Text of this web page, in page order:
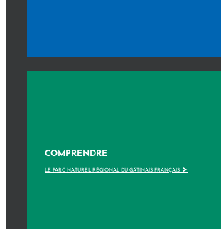
COMPRENDRE
LE PARC NATUREL RÉGIONAL DU GÂTINAIS FRANÇAIS >